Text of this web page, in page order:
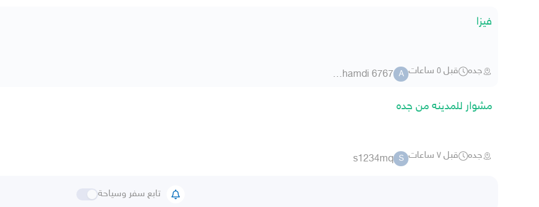
فيزا
جده قبل ٥ ساعات A
ayman alghamdi 6767
مشوار للمدينه من جده
جده قبل ٧ ساعات S
s1234mq
تابع سفر وسياحة